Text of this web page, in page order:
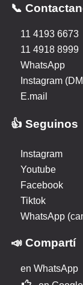
📞
11 4193 6673
11 4918 8999
WhatsApp
Instagram
E.mail
👍 Seguinos
Instagram
Youtube
Facebook
Tiktok
WhatsApp
📣 Compartí
en WhatsApp